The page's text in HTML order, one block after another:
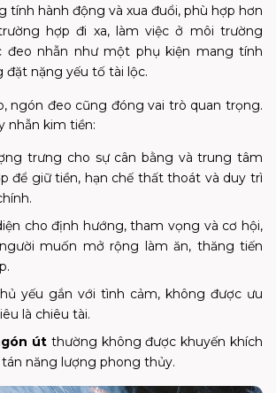
tính hành động và xua đuổi, phù hợp hơn
hợp đi xa, làm việc ở môi trường
đeo nhẫn như một phụ kiện mang tính
đặt nặng yếu tố tài lộc.
ngón đeo cũng đóng vai trò quan trọng.
nhẫn kim tiền:
trưng cho sự cân bằng và trung tâm
để giữ tiền, hạn chế thất thoát và duy trì
cho định hướng, tham vọng và cơ hội,
muốn mở rộng làm ăn, thăng tiến
yếu gắn với tình cảm, không được ưu
là chiêu tài.
út thường không được khuyến khích
năng lượng phong thủy.